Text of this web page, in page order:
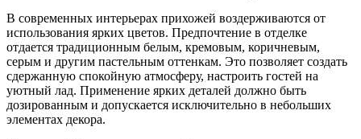
В современных интерьерах прихожей воздерживаются от
использования ярких цветов. Предпочтение в отделке
отдается традиционным белым, кремовым, коричневым,
серым и другим пастельным оттенкам. Это позволяет создать
сдержанную спокойную атмосферу, настроить гостей на
уютный лад. Применение ярких деталей должно быть
дозированным и допускается исключительно в небольших
элементах декора.